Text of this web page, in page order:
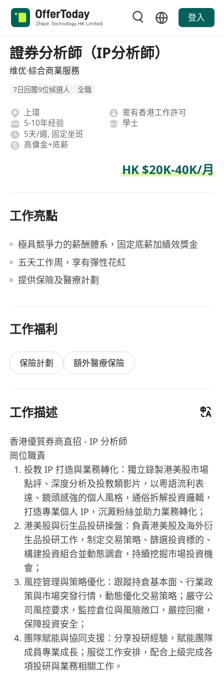
登入
證券分析師（IP分析師）
维优·綜合商業服務
7日回覆9位候選人 全職
上環
需有香港工作許可
5-10年经验
學士
5天/週, 固定坐班
高傭金+底薪
HK $20K-40K/月
工作亮點
極具競爭力的薪酬體系，固定底薪加績效獎金
五天工作周，享有彈性花紅
提供保險及醫療計劃
工作福利
保險計劃 額外醫療保險
工作描述
香港優質券商直招 - IP 分析師
崗位職責
投教 IP 打造與業務轉化：獨立錄製港美股市場
點評、深度分析及投教類影片，以粵語流利表
達、鏡頭感強的個人風格，通俗拆解投資邏輯，
打造專業個人 IP，沉澱粉絲並助力業務轉化；
港美股與衍生品投研操盤：負責港美股及海外衍
生品投研工作，制定交易策略、篩選投資標的、
構建投資組合並動態調倉，持續挖掘市場投資機
會；
風控管理與策略優化：跟蹤持倉基本面、行業政
策與市場突發行情，動態優化交易策略；嚴守公
司風控要求，監控倉位與風險敞口，嚴控回撤，
保障投資安全；
團隊賦能與協同支援：分享投研經驗，賦能團隊
成員專業成長；服從工作安排，配合上級完成各
項投研與業務相關工作。